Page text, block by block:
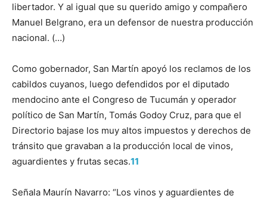
libertador. Y al igual que su querido amigo y compañero
Manuel Belgrano, era un defensor de nuestra producción
nacional. (…)
Como gobernador, San Martín apoyó los reclamos de los
cabildos cuyanos, luego defendidos por el diputado
mendocino ante el Congreso de Tucumán y operador
político de San Martín, Tomás Godoy Cruz, para que el
Directorio bajase los muy altos impuestos y derechos de
tránsito que gravaban a la producción local de vinos,
aguardientes y frutas secas.11
Señala Maurín Navarro: “Los vinos y aguardientes de